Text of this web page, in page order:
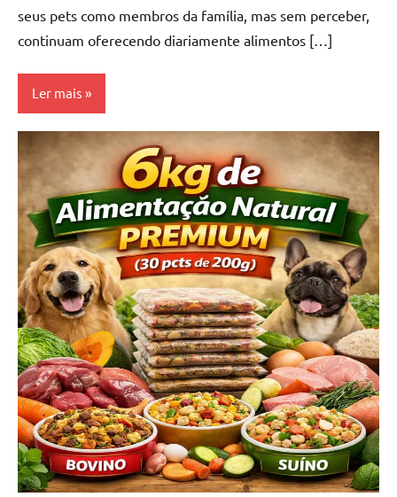
seus pets como membros da família, mas sem perceber,
continuam oferecendo diariamente alimentos […]
Ler mais
Natural-